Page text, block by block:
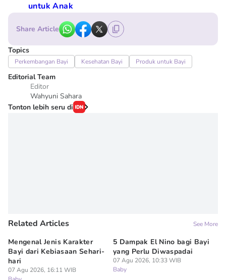
untuk Anak
Share Article
Topics
Perkembangan Bayi Kesehatan Bayi Produk untuk Bayi
Editorial Team
Editor
Wahyuni Sahara
Tonton lebih seru di
Related Articles See More
Mengenal Jenis Karakter
Bayi dari Kebiasaan Sehari-
hari
07 Agu 2026, 16:11 WIB
5 Dampak El Nino bagi Bayi
yang Perlu Diwaspadai
07 Agu 2026, 10:33 WIB
Baby